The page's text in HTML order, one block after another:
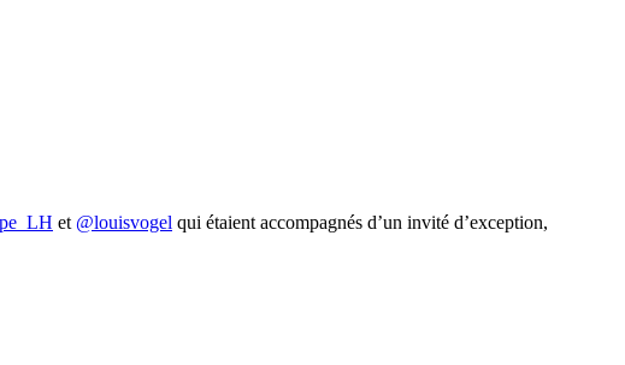
et @louisvogel qui étaient accompagnés d’un invité d’exception,